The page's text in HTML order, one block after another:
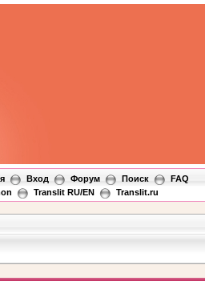
Вход Форум Поиск
FAQ
Translit RU/EN Translit.ru